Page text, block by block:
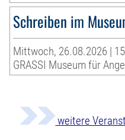
Schreiben im
Mittwoch, 26.08.2026 |
GRASSI Museum für
weitere